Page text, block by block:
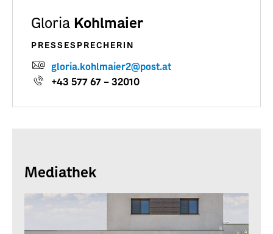
Gloria Kohlmaier
PRESSESPRECHERIN
gloria.kohlmaier2@post.at
+43 577 67 – 32010
Mediathek